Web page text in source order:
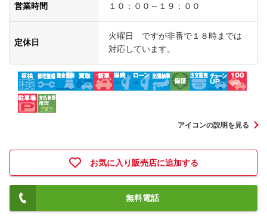
営業時間 １０：００～１９：００
定休日
火曜日 ですが非番で１８時までは
対応しています。
アイコンの説明を見る
お気に入り販売店に追加する
無料電話